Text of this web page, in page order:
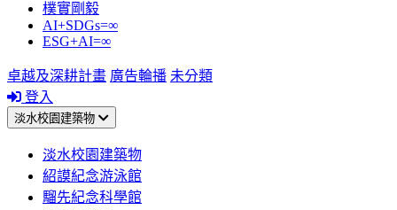
樸實剛毅
AI+SDGs=∞
ESG+AI=∞
卓越及深耕計畫 廣告輪播 未分類
登入
淡水校園建築物
淡水校園建築物
紹謨紀念游泳館
騮先紀念科學館